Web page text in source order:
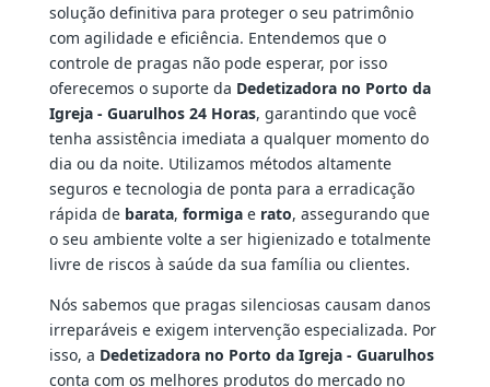
solução definitiva para proteger o seu patrimônio
com agilidade e eficiência. Entendemos que o
controle de pragas não pode esperar, por isso
oferecemos o suporte da Dedetizadora no Porto da
Igreja - Guarulhos 24 Horas, garantindo que você
tenha assistência imediata a qualquer momento do
dia ou da noite. Utilizamos métodos altamente
seguros e tecnologia de ponta para a erradicação
rápida de barata, formigae rato, assegurando que
o seu ambiente volte a ser higienizado e totalmente
livre de riscos à saúde da sua família ou clientes.
Nós sabemos que pragas silenciosas causam danos
irreparáveis e exigem intervenção especializada. Por
isso, a Dedetizadora no Porto da Igreja - Guarulhos
conta com os melhores produtos do mercado no